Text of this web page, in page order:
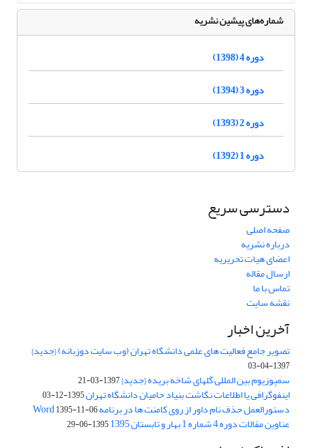
شماره‌های پیشین نشریه
دوره 4 (1398)
دوره 3 (1394)
دوره 2 (1393)
دوره 1 (1392)
دسترسی سریع
صفحه اصلی
درباره نشریه
اعضای هیات تحریریه
ارسال مقاله
تماس با ما
نقشه سایت
آخرین اخبار
تصویر جامع فعالیت های علمی دانشگاه تهران (وب سایت دوزبانه) {جدید}
1397-04-03
سمپوزیوم بین المللی گلهای شاخه بریده {جدید}1397-03-21
اینفوگرافی یا اطلاعات نگاشت بنیاد حامیان دانشگاه تهران1395-12-03
دستورالعمل حذف نام داور از روی کامنت ها در برنامه Word1395-11-06
عناوین مقالات دوره 4 شماره 1 بهار و تابستان 1395 1395-06-29